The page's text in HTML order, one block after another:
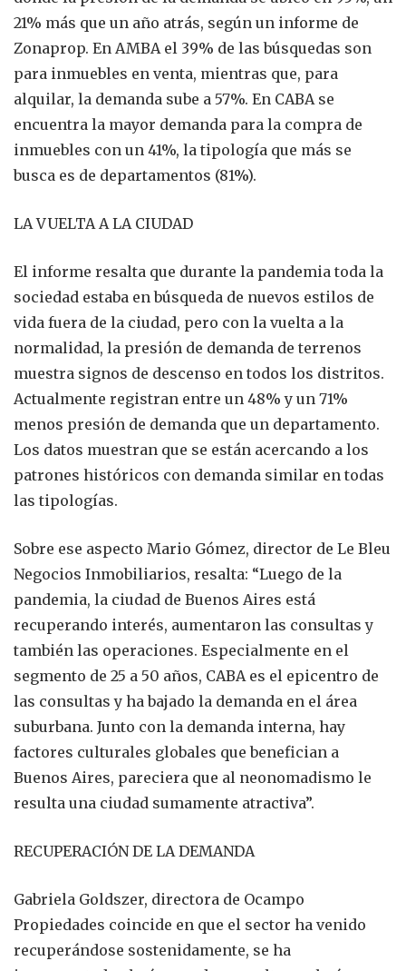
21% más que un año atrás, según un informe de
Zonaprop. En AMBA el 39% de las búsquedas son
para inmuebles en venta, mientras que, para
alquilar, la demanda sube a 57%. En CABA se
encuentra la mayor demanda para la compra de
inmuebles con un 41%, la tipología que más se
busca es de departamentos (81%).
LA VUELTA A LA CIUDAD
El informe resalta que durante la pandemia toda la
sociedad estaba en búsqueda de nuevos estilos de
vida fuera de la ciudad, pero con la vuelta a la
normalidad, la presión de demanda de terrenos
muestra signos de descenso en todos los distritos.
Actualmente registran entre un 48% y un 71%
menos presión de demanda que un departamento.
Los datos muestran que se están acercando a los
patrones históricos con demanda similar en todas
las tipologías.
Sobre ese aspecto Mario Gómez, director de Le Bleu
Negocios Inmobiliarios, resalta: “Luego de la
pandemia, la ciudad de Buenos Aires está
recuperando interés, aumentaron las consultas y
también las operaciones. Especialmente en el
segmento de 25 a 50 años, CABA es el epicentro de
las consultas y ha bajado la demanda en el área
suburbana. Junto con la demanda interna, hay
factores culturales globales que benefician a
Buenos Aires, pareciera que al neonomadismo le
resulta una ciudad sumamente atractiva”.
RECUPERACIÓN DE LA DEMANDA
Gabriela Goldszer, directora de Ocampo
Propiedades coincide en que el sector ha venido
recuperándose sostenidamente, se ha